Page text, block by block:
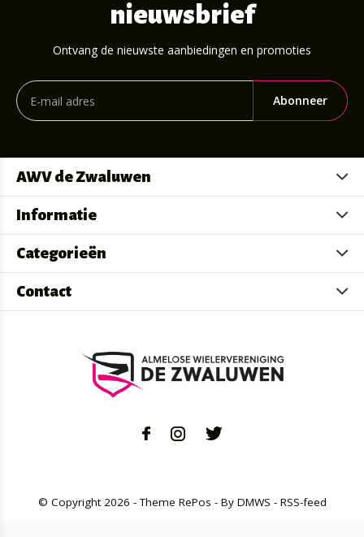
nieuwsbrief
Ontvang de nieuwste aanbiedingen en promoties
Abonneer
AWV de Zwaluwen
Informatie
Categorieën
Contact
© Copyright2026 - Theme RePos - By DMWS - RSS-feed